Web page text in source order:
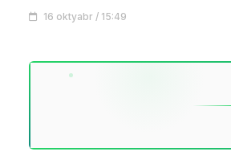
16 oktyabr / 15:49